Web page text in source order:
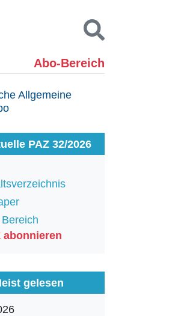
Abo-Bereich
Kontakt
PAZ 32/2026
abonnieren
gelesen